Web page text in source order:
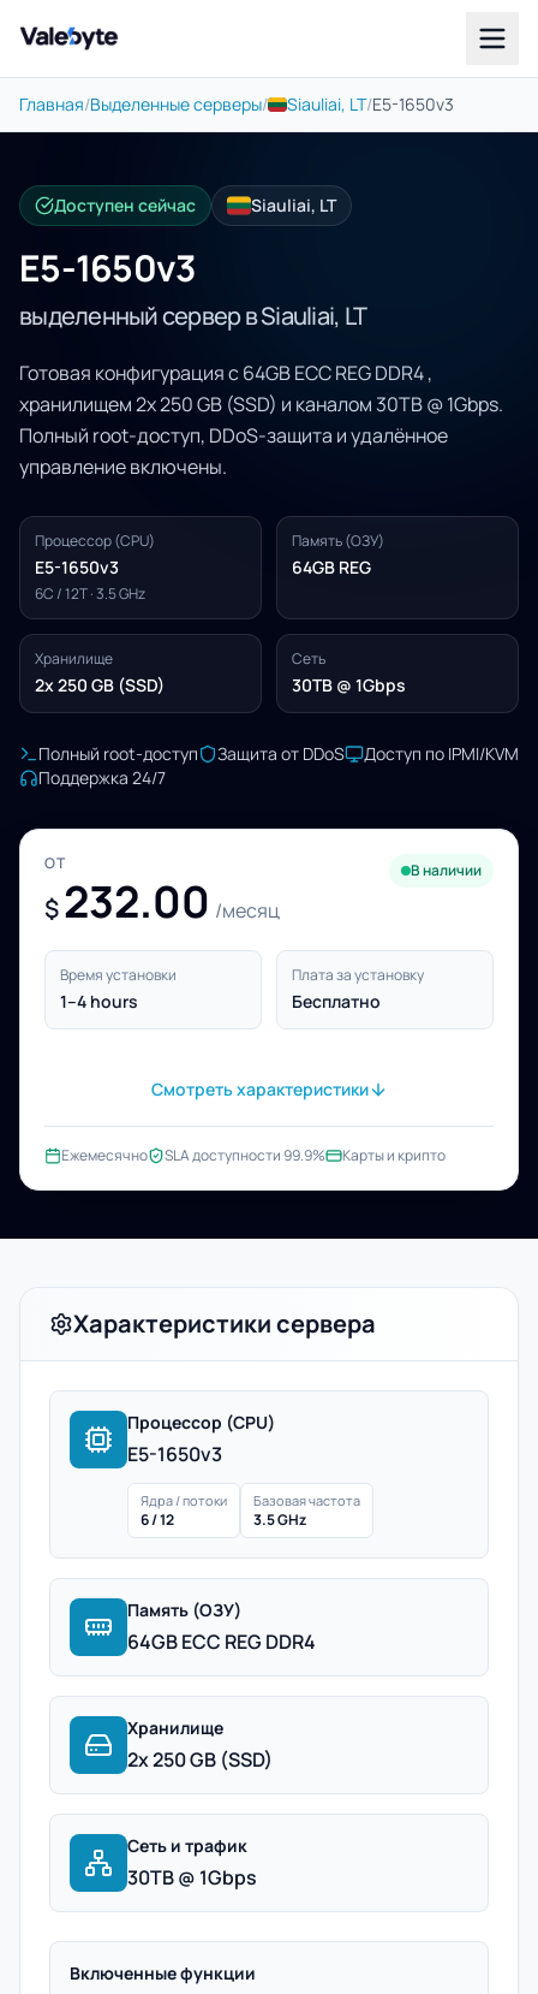
Valebyte
Главная/Выделенные серверы/ Siauliai, LT/E5-1650v3
Доступен сейчас Siauliai, LT
E5-1650v3
выделенный сервер в Siauliai, LT
Готовая конфигурация с 64GB ECC REG DDR4 ,
хранилищем 2x 250 GB (SSD) и каналом 30TB @ 1Gbps.
Полный root-доступ, DDoS-защита и удалённое
управление включены.
Процессор (CPU)
E5-1650v3
6C / 12T · 3.5 GHz
Память (ОЗУ)
64GB REG
Хранилище
2x 250 GB (SSD)
Сеть
30TB @ 1Gbps
Полный root-доступ Защита от DDoS
Доступ по IPMI/KVM
Поддержка 24/7
ОТ
$232.00 /месяц
В наличии
Время установки
1–4 hours
Плата за установку
Бесплатно
Смотреть характеристики
Ежемесячно SLA доступности 99.9% Карты и крипто
Характеристики сервера
Процессор (CPU)
E5-1650v3
Ядра / потоки
6 / 12
Базовая частота
3.5 GHz
Память (ОЗУ)
64GB ECC REG DDR4
Хранилище
2x 250 GB (SSD)
Сеть и трафик
30TB @ 1Gbps
Включенные функции